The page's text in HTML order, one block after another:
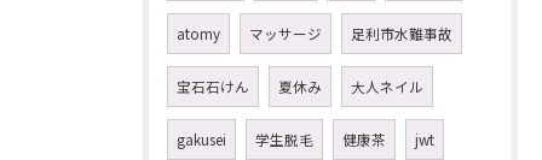
atomy マッサージ 足利市水難事故
宝石石けん 夏休み 大人ネイル
gakusei 学生脱毛 健康茶 jwt